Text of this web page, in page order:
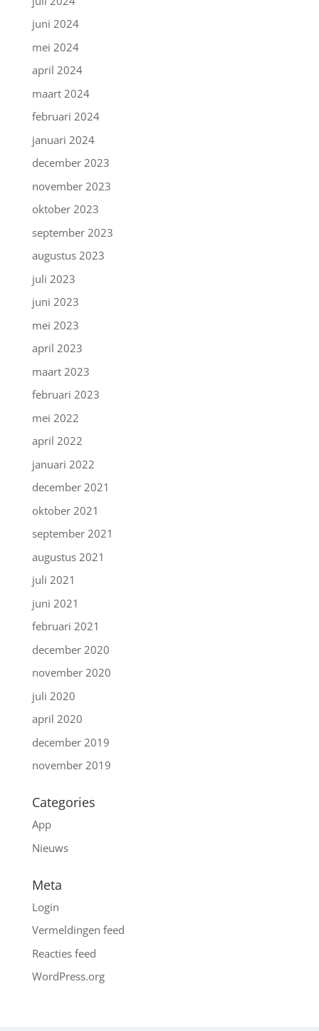
juni 2024
mei 2024
april 2024
maart 2024
februari 2024
januari 2024
december 2023
november 2023
oktober 2023
september 2023
augustus 2023
juli 2023
juni 2023
mei 2023
april 2023
maart 2023
februari 2023
mei 2022
april 2022
januari 2022
december 2021
oktober 2021
september 2021
augustus 2021
juli 2021
juni 2021
februari 2021
december 2020
november 2020
juli 2020
april 2020
december 2019
november 2019
Categories
App
Nieuws
Meta
Login
Vermeldingen feed
Reacties feed
WordPress.org